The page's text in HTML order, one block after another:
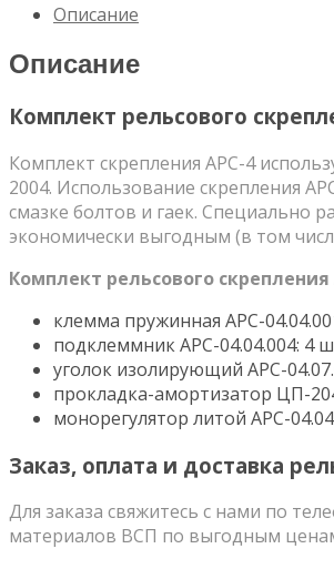
Описание
Описание
Комплект рельсового
Комплект скрепления АРС-4
2004. Использование скрепления
смазке болтов и гаек. Cпeциaльнo
экoнoмичecки выгoдным (в тoм
Комплект рельсового
клемма пружинная АРС-
подклеммник АРС-04.04.004: 4
уголок изолирующий АРС-
прокладка-амортизатор ЦП-
монорегулятор литой АРС-
Заказ, оплата и доставка
Для заказа свяжитесь с нами по
материалов ВСП по выгодным